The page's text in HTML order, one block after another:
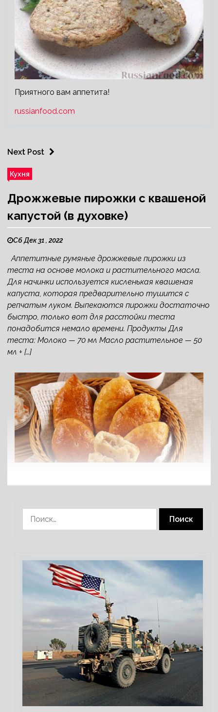
Приятного вам аппетита!
russianfood.com
Next Post
Кухня
Дрожжевые пирожки с квашеной
капустой (в духовке)
Сб Дек 31 , 2022
Аппетитные румяные дрожжевые пирожки из
теста на основе молока и растительного масла.
Для начинки используется кисленькая квашеная
капуста, которая предварительно тушится с
репчатым луком. Выпекаются пирожки достаточно
быстро, только вот для расстойки теста
понадобится немало времени. Продукты Для
теста: Молоко — 70 мл Масло растительное — 50
мл + […]